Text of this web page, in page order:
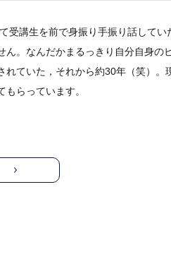
受講生を前で身振り手振り話して
。なんだかまるっきり自分自身の
ていた，それから約30年（笑）。
らっています。